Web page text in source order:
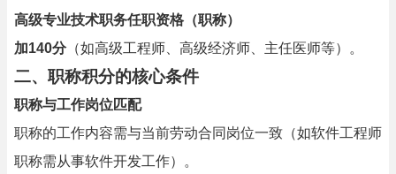
高级专业技术职务任职资格（职称）
加140分（如高级工程师、高级经济师、主任医师等）。
二、职称积分的核心条件
职称与工作岗位匹配
职称的工作内容需与当前劳动合同岗位一致（如软件工程师
职称需从事软件开发工作）。